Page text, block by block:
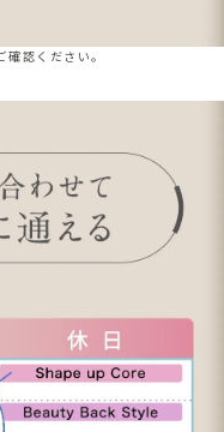
認ください。